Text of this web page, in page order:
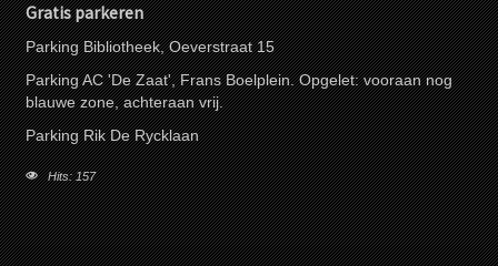
Gratis parkeren
Parking Bibliotheek, Oeverstraat 15
Parking AC 'De Zaat', Frans Boelplein. Opgelet: vooraan nog
blauwe zone, achteraan vrij.
Parking Rik De Rycklaan
Hits: 157